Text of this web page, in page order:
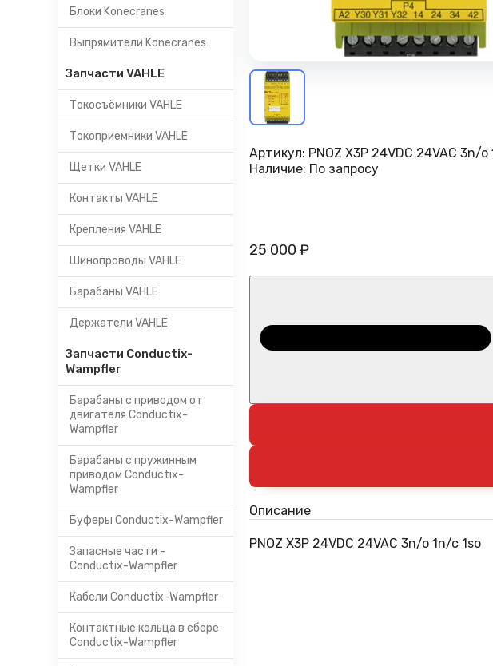
Блоки Konecranes
Выпрямители Konecranes
Запчасти VAHLE
Токосъёмники VAHLE
Токоприемники VAHLE
Щетки VAHLE
Контакты VAHLE
Крепления VAHLE
Шинопроводы VAHLE
Барабаны VAHLE
Держатели VAHLE
Запчасти Conductix-
Wampfler
Барабаны с приводом от
двигателя Conductix-
Wampfler
Барабаны с пружинным
приводом Conductix-
Wampfler
Буферы Conductix-Wampfler
Запасные части -
Conductix-Wampfler
Кабели Conductix-Wampfler
Контактные кольца в сборе
Conductix-Wampfler
Артикул: PNOZ X3P 24VDC 24VAC 3n/o
Наличие: По запросу
25 000 ₽
Описание
PNOZ X3P 24VDC 24VAC 3n/o 1n/c 1so